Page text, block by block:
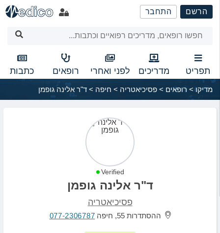
שִׂים
לֵב:
מַעֲרֶכֶת
נָגִישׁ
בִּקְלִיק
הַמְּסַיַּעַת
לִנְגִישׁוּת
הרשם התחבר
תפריט מדריכים לפני ואחרי רופאים כתבות
מדיקו> רופאים > פסיכיאטריה > חיפה > ד"ר אלינה גופמן
Verified
ד"ר אלינה גופמן
פסיכיאטריה
ההסתדרות 55, חיפה 077-2306787